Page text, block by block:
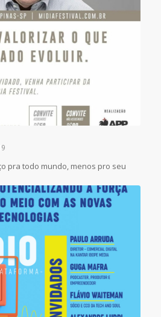
pra todo mundo, menos pro seu